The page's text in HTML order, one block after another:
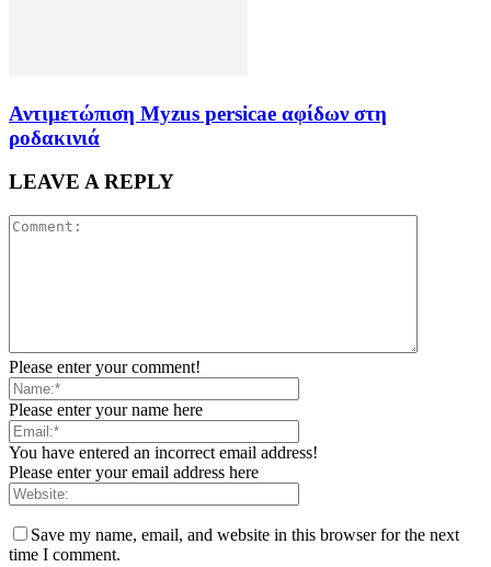
Αντιμετώπιση Myzus persicae αφίδων στη
ροδακινιά
LEAVE A REPLY
Please enter your comment!
Please enter your name here
You have entered an incorrect email address!
Please enter your email address here
Save my name, email, and website in this browser for the next
time I comment.